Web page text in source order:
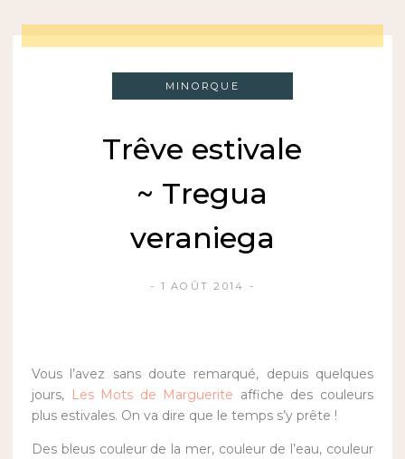
MINORQUE
Trêve estivale
~ Tregua
veraniega
1 AOÛT 2014
Vous l’avez sans doute remarqué, depuis quelques
jours,
Les Mots de Marguerite affiche des couleurs
plus estivales. On va dire que le temps s’y prête !
Des bleus couleur de la mer, couleur de l’eau, couleur